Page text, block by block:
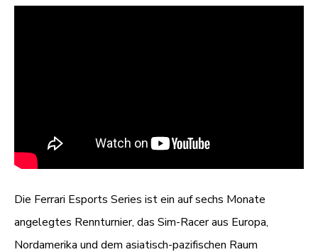
Die Ferrari Esports Series ist ein auf sechs Monate
angelegtes Rennturnier, das Sim-Racer aus Europa,
Nordamerika und dem asiatisch-pazifischen Raum